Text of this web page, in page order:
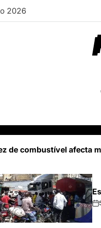
2026
de combustível afecta
on